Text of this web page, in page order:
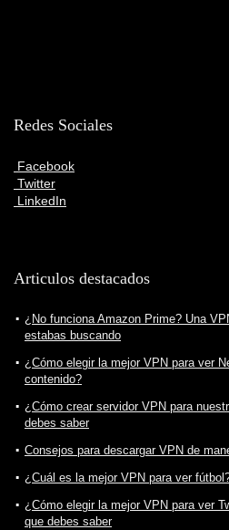
Redes Sociales
Facebook
Twitter
LinkedIn
Articulos destacados
¿No funciona Amazon Prime? Una
estabas buscando
¿Cómo elegir la mejor VPN para ver
contenido?
¿Cómo crear servidor VPN para
debes saber
Consejos para descargar VPN de
¿Cuál es la mejor VPN para ver
¿Cómo elegir la mejor VPN para ver
que debes saber